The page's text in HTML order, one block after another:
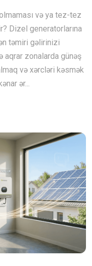
və ya tez-tez
Dizel generatorlarına
təmiri gəlirinizi
aqrar zonalarda günəş
və xərcləri kəsmək
ər...